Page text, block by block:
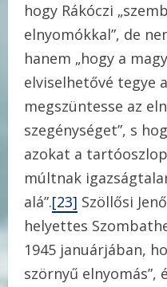
hogy Rákóczi
elnyomókkal”, de
hanem „hogy a
elviselhetővé tegye
megszüntesse az
szegénységet”, s
azokat a
múltnak
alá”.[23] Szöllősi
helyettes
1945 januárjában,
szörnyű elnyomás”,